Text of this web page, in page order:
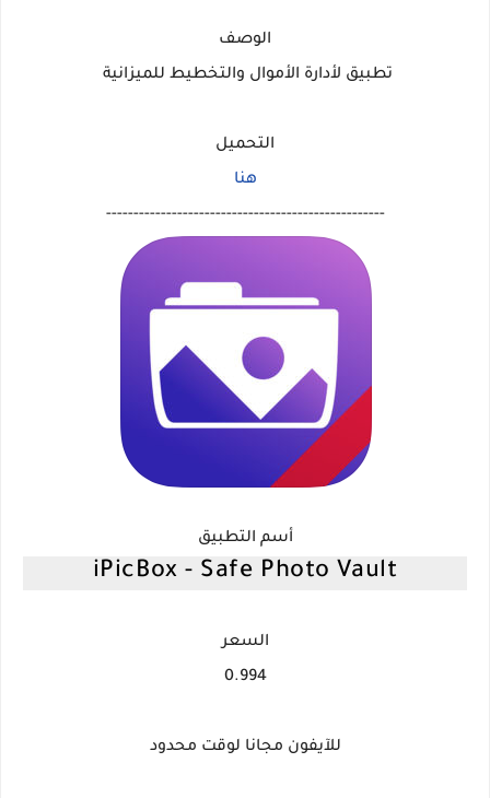
الوصف
تطبيق لأدارة الأموال والتخطيط للميزانية
التحميل
هنا
---------------------------------------------------
أسم التطبيق
iPicBox - Safe Photo Vault
السعر
0.994
للآيفون مجانا لوقت محدود